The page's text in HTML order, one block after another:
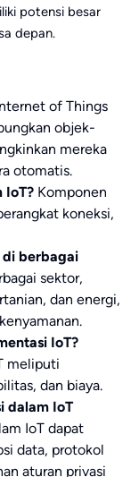
potensi besar
depan.
of Things
objek-
mereka
otomatis.
IoT? Komponen
koneksi,
di berbagai
sektor,
dan energi,
IoT?
meliputi
dan biaya.
dalam IoT
IoT dapat
data, protokol
aturan privasi